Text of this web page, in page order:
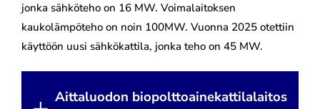
jonka sähköteho on 16 MW. Voimalaitoksen
kaukolämpöteho on noin 100MW. Vuonna 2025 otettiin
käyttöön uusi sähkökattila, jonka teho on 45 MW.
Aittaluodon biopolttoainekattilalaitos